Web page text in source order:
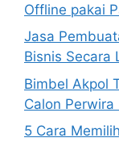
Offline pakai
Jasa
Bisnis Secara
Bimbel Akpol
Calon Perwira
5 Cara